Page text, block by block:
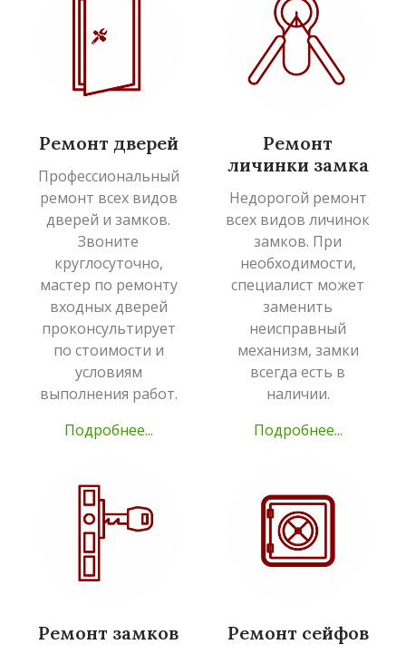
Ремонт дверей
Профессиональный
ремонт всех видов
дверей и замков.
Звоните
круглосуточно,
мастер по ремонту
входных дверей
проконсультирует
по стоимости и
условиям
выполнения работ.
Подробнее...
Ремонт
личинки замка
Недорогой ремонт
всех видов личинок
замков. При
необходимости,
специалист может
заменить
неисправный
механизм, замки
всегда есть в
наличии.
Подробнее...
Ремонт замков Ремонт сейфов